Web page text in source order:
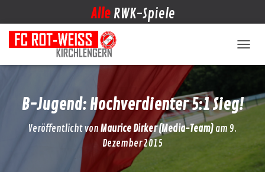
Alle RWK-Spiele
B-Jugend: Hochverdienter 5:1 Sieg!
Veröffentlicht von Maurice Dirker (Media-Team) am 9.
Dezember 2015